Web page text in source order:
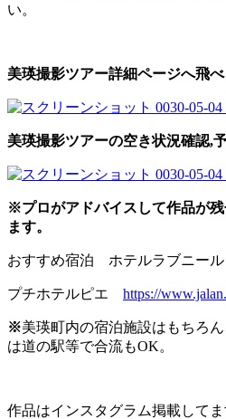
い。
美瑛撮影ツアー詳細ページへ飛
美瑛撮影ツアーの空き状況確認,
※プロがアドバイスして作品が
ます。
おすすめ宿泊 ホテルラブニー
プチホテルピエ https://
※美瑛町内の宿泊施設はもちろ
は道の駅等で合流もOK。
作品はインスタグラム掲載して